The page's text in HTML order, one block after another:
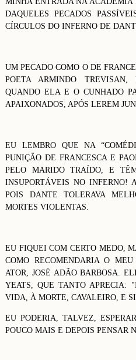
DAQUELES PECADOS
CÍRCULOS DO INFERNO DE
UM PECADO COMO O DE
POETA ARMINDO
QUANDO ELA E O CUNHADO
APAIXONADOS, APÓS LEREM
EU LEMBRO QUE NA
PUNIÇÃO DE FRANCESCA E
PELO MARIDO TRAÍDO, E
INSUPORTÁVEIS NO INFERNO!
POIS DANTE TOLERAVA
MORTES VIOLENTAS.
EU FIQUEI COM CERTO MEDO,
COMO RECOMENDARIA O
ATOR, JOSÉ ADÃO BARBOSA.
YEATS, QUE TANTO APRECIA:
VIDA, À MORTE, CAVALEIRO, E
EU PODERIA, TALVEZ,
POUCO MAIS E DEPOIS PENSAR